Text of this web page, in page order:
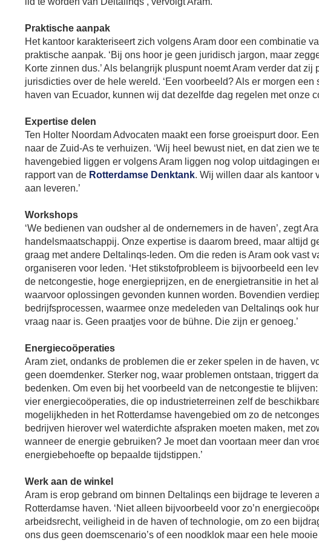
Praktische aanpak
Het kantoor karakteriseert zich volgens Aram door een combinatie
praktische aanpak. ‘Bij ons hoor je geen juridisch jargon, maar
Korte zinnen dus.’ Als belangrijk pluspunt noemt Aram verder dat
jurisdicties over de hele wereld. ‘Een voorbeeld? Als er morgen
haven van Ecuador, kunnen wij dat dezelfde dag regelen met onze
Expertise delen
Ten Holter Noordam Advocaten maakt een forse groeispurt door.
naar de Zuid-As te verhuizen. ‘Wij heel bewust niet, en dat zien we
havengebied liggen er volgens Aram liggen nog volop uitdagingen
rapport van de Rotterdamse Denktank. Wij willen daar als kantoor
aan leveren.’
Workshops
‘We bedienen van oudsher al de ondernemers in de haven’, zegt
handelsmaatschappij. Onze expertise is daarom breed, maar altijd
graag met andere Deltalinqs-leden. Om die reden is Aram ook vast
organiseren voor leden. ‘Het stikstofprobleem is bijvoorbeeld een
de netcongestie, hoge energieprijzen, en de energietransitie in het
waarvoor oplossingen gevonden kunnen worden. Bovendien
bedrijfsprocessen, waarmee onze medeleden van Deltalinqs ook
vraag naar is. Geen praatjes voor de bühne. Die zijn er genoeg.’
Energiecoöperaties
Aram ziet, ondanks de problemen die er zeker spelen in de haven,
geen doemdenker. Sterker nog, waar problemen ontstaan, triggert
bedenken. Om even bij het voorbeeld van de netcongestie te
vier energiecoöperaties, die op industrieterreinen zelf de
mogelijkheden in het Rotterdamse havengebied om zo de
bedrijven hierover wel waterdichte afspraken moeten maken, met
wanneer de energie gebruiken? Je moet dan voortaan meer dan
energiebehoefte op bepaalde tijdstippen.’
Werk aan de winkel
Aram is erop gebrand om binnen Deltalinqs een bijdrage te leveren
Rotterdamse haven. ‘Niet alleen bijvoorbeeld voor zo’n
arbeidsrecht, veiligheid in de haven of technologie, om zo een
ons dus geen doemscenario’s of een noodklok maar een hele